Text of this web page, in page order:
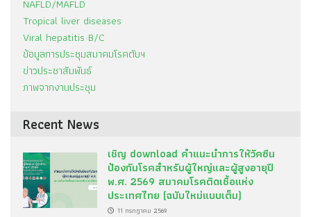
NAFLD/MAFLD
Tropical liver diseases
Viral hepatitis B/C
ข้อมูลการประชุมสมาคมโรคตับฯ
ข่าวประชาสัมพันธ์
ภาพจากงานประชุม
Recent News
เชิญ download คำแนะนำการให้วัคซีน
ป้องกันโรคสำหรับผู้ใหญ่และผู้สูงอายุปี
พ.ศ. 2569 สมาคมโรคติดเชื้อแห่ง
ประเทศไทย (ฉบับใหม่แบบเต็ม)
11 กรกฎาคม 2569